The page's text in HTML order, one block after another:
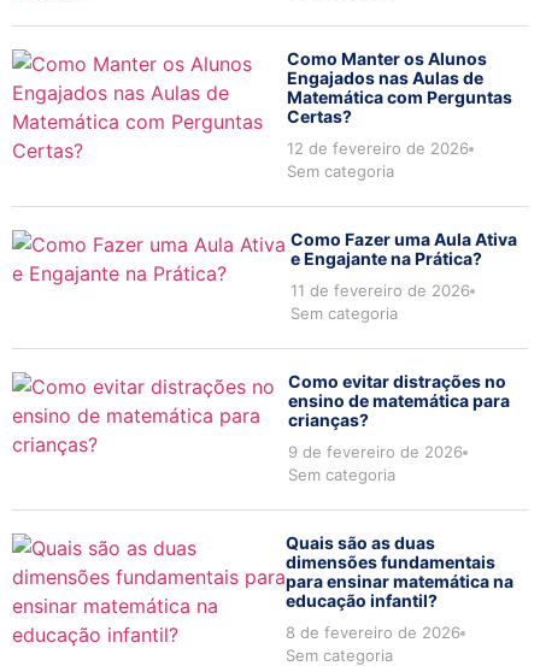
Como Manter os Alunos
Engajados nas Aulas de
Matemática com Perguntas
Certas?
12 de fevereiro de 2026
Sem categoria
Como Fazer uma Aula Ativa
e Engajante na Prática?
11 de fevereiro de 2026
Sem categoria
Como evitar distrações no
ensino de matemática para
crianças?
9 de fevereiro de 2026
Sem categoria
Quais são as duas
dimensões fundamentais
para ensinar matemática na
educação infantil?
8 de fevereiro de 2026
Sem categoria